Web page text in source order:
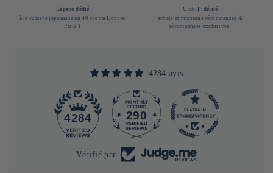
Espace dédié
à la cuisine japonaise au 40 rue du Louvre,
Paris 1
Club Fidélité
achats et missions récompensés &
récompenses exclusives
4284 avis
4284 290
Vérifié par